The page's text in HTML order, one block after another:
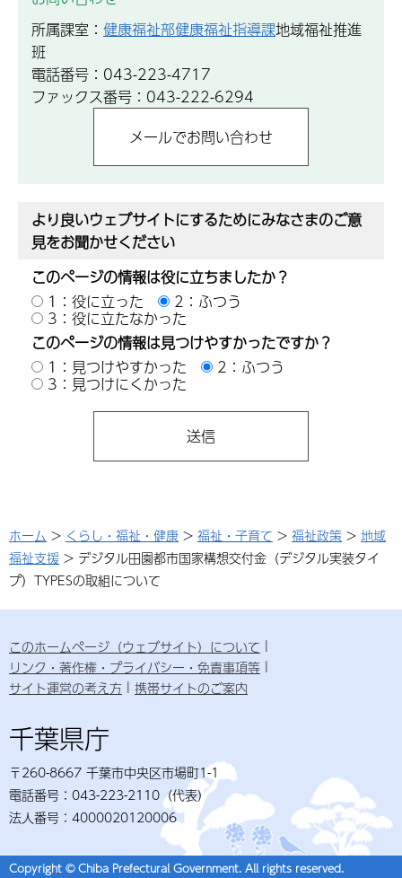
所属課室： 健康福祉部健康福祉指導課地域福祉推進
班
電話番号：043-223-4717
ファックス番号：043-222-6294
より良いウェブサイトにするためにみなさまのご意
見をお聞かせください
このページの情報は役に立ちましたか？
1：役に立った
2：ふつう
3：役に立たなかった
このページの情報は見つけやすかったですか？
1：見つけやすかった
2：ふつう
3：見つけにくかった
ホーム > くらし・福祉・健康 > 福祉・子育て > 福祉政策 > 地域
福祉支援 > デジタル田園都市国家構想交付金（デジタル実装タイ
プ）TYPESの取組について
このホームページ（ウェブサイト）について
リンク・著作権・プライバシー・免責事項等
サイト運営の考え方
携帯サイトのご案内
千葉県庁
〒260-8667 千葉市中央区市場町1-1
電話番号：043-223-2110（代表）
法人番号：4000020120006
Copyright © Chiba Prefectural Government. All rights reserved.